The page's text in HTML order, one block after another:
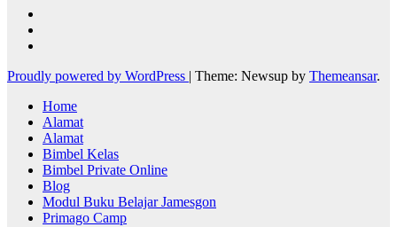
Proudly powered by WordPress | Theme: Newsup by Themeansar.
Home
Alamat
Alamat
Bimbel Kelas
Bimbel Private Online
Blog
Modul Buku Belajar Jamesgon
Primago Camp